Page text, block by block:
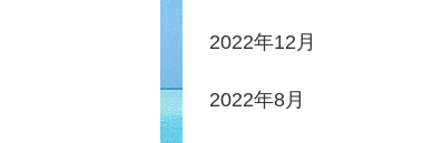
2022年12月
2022年8月